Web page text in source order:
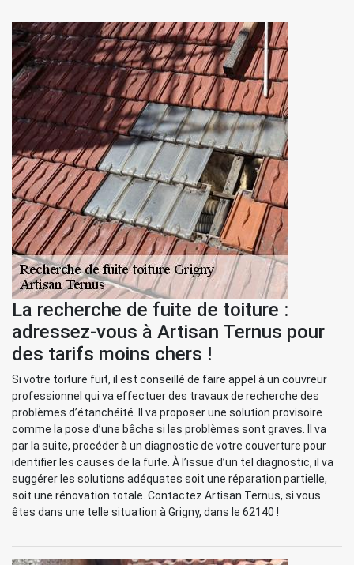
La recherche de fuite de toiture :
adressez-vous à Artisan Ternus pour
des tarifs moins chers !
Si votre toiture fuit, il est conseillé de faire appel à un couvreur
professionnel qui va effectuer des travaux de recherche des
problèmes d’étanchéité. Il va proposer une solution provisoire
comme la pose d’une bâche si les problèmes sont graves. Il va
par la suite, procéder à un diagnostic de votre couverture pour
identifier les causes de la fuite. À l’issue d’un tel diagnostic, il va
suggérer les solutions adéquates soit une réparation partielle,
soit une rénovation totale. Contactez Artisan Ternus, si vous
êtes dans une telle situation à Grigny, dans le 62140 !